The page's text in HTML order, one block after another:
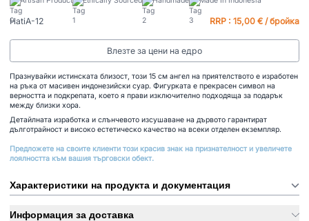
HatiA-12 RRP : 15,00 € / бройка
Влезте за цени на едро
Празнувайки истинската близост, този 15 см ангел на приятелството е изработен
на ръка от масивен индонезийски суар. Фигурката е прекрасен символ на
верността и подкрепата, което я прави изключително подходяща за подарък
между близки хора.
Детайлната изработка и слънчевото изсушаване на дървото гарантират
дълготрайност и високо естетическо качество на всеки отделен екземпляр.
Предложете на своите клиенти този красив знак на признателност и увеличете
лоялността към вашия търговски обект.
Характеристики на продукта и документация
Информация за доставка